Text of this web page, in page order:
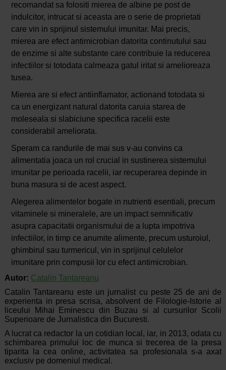
recomandat sa folositi mierea de albine pe post de
indulcitor, intrucat si aceasta are o serie de proprietati
care vin in sprijinul sistemului imunitar. Mai precis,
mierea are efect antimicrobian datorita continutului sau
de enzime si alte substante care contribuie la reducerea
infectiilor si totodata calmeaza gatul iritat si amelioreaza
tusea.
Mierea are si efect antiinflamator, actionand totodata si
ca un energizant natural datorita caruia starea de
moleseala si slabiciune specifica racelii este
considerabil ameliorata.
Speram ca randurile de mai sus v-au convins ca
alimentatia joaca un rol crucial in sustinerea sistemului
imunitar pe perioada racelii, iar recuperarea depinde in
buna masura si de acest aspect.
Alegerea alimentelor bogate in nutrienti esentiali, precum
vitaminele si mineralele, are un impact semnificativ
asupra capacitatii organismului de a lupta impotriva
infectiilor, in timp ce anumite alimente, precum usturoiul,
ghimbirul sau turmericul, vin in sprijinul celulelor
imunitare prin compusii lor cu efect antimicrobian.
Autor: Catalin Tantareanu
Catalin Tantareanu este un jurnalist cu peste 25 de ani de
experienta in presa scrisa, absolvent de Filologie-Istorie al
liceului Mihai Eminescu din Buzau si al cursurilor Scolii
Superioare de Jurnalistica din Bucuresti.
A lucrat ca redactor la un cotidian local, iar, in 2013, odata cu
schimbarea primului loc de munca si trecerea de la presa
tiparita la cea online, activitatea sa profesionala s-a axat
exclusiv pe domeniul medical.